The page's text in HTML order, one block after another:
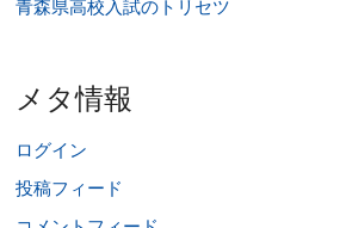
青森県高校入試のトリセツ
メタ情報
ログイン
投稿フィード